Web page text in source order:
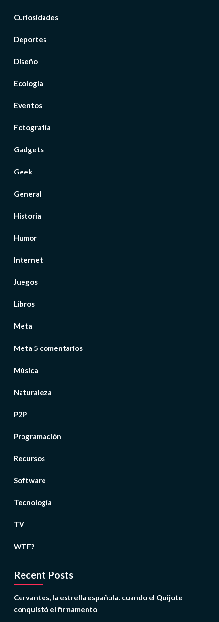
Curiosidades
Deportes
Diseño
Ecología
Eventos
Fotografía
Gadgets
Geek
General
Historia
Humor
Internet
Juegos
Libros
Meta
Meta 5 comentarios
Música
Naturaleza
P2P
Programación
Recursos
Software
Tecnología
TV
WTF?
Recent Posts
Cervantes, la estrella española: cuando el Quijote
conquistó el firmamento